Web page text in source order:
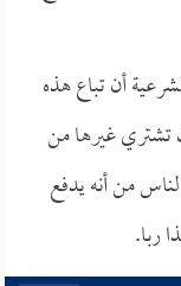
أن تباع هذه
تشتري غيرها من
من أنه يدفع
ربا.